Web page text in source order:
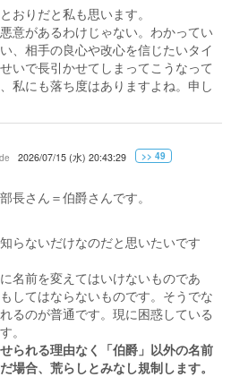
おりだと私も思います。
意があるわけじゃない。わかってい
、相手の良心や改心を信じたいタイ
いで長引かせてしまってこうなって
私にも落ち度はありますよね。申し
2026/07/15 (水) 20:43:29 >> 49
長さん＝伯爵さんです。
らないだけなのだと思いたいです
名前を変えてはいけないものであ
してはならないものです。そうでな
るのが普通です。現に困惑している
。
られる理由なく「伯爵」以外の名前
場合、荒らしとみなし規制します。